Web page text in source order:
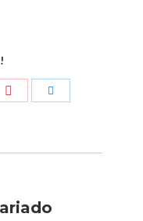
Compartir